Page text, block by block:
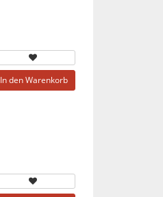
In den Warenkorb